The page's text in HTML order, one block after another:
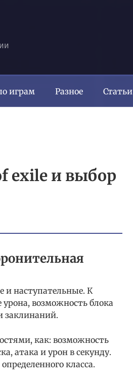
играм Разное Статьи
exile и выбор
и наступательные. К
возможность блока
заклинаний.
как: возможность
атака и урон в секунду.
класса.